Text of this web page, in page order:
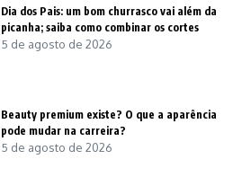
Dia dos Pais: um bom churrasco vai além da
picanha; saiba como combinar os cortes
5 de agosto de 2026
Beauty premium existe? O que a aparência
pode mudar na carreira?
5 de agosto de 2026